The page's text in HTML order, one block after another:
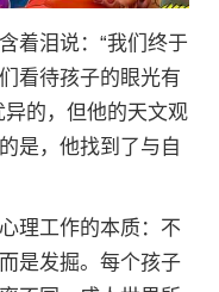
着泪说：“我们终于
看待孩子的眼光有
异的，但他的天文观
是，他找到了与自
理工作的本质：不
是发掘。每个孩子